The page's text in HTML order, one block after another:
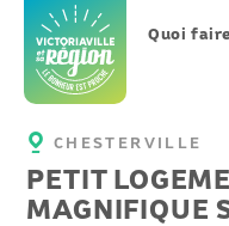
contenu
Quoi faire
CHESTERVILLE
PETIT
MAGNIFIQUE